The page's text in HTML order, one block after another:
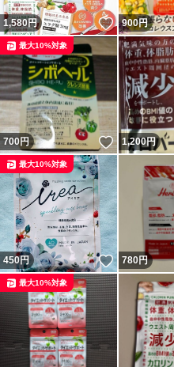
1,580円 いいね！
900円
700円 いいね！
最大10%対象
1,200円
450円 いいね！
最大10%対象
780円
最大10%対象